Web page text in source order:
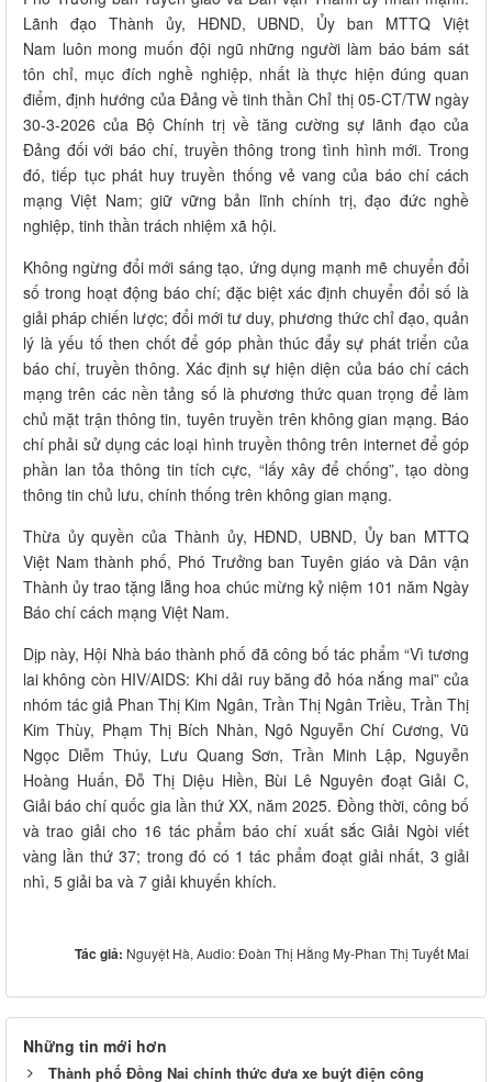
Lãnh đạo Thành ủy, HĐND, UBND, Ủy ban MTTQ Việt
Nam luôn mong muốn đội ngũ những người làm báo bám sát
tôn chỉ, mục đích nghề nghiệp, nhất là thực hiện đúng quan
điểm, định hướng của Đảng về tinh thần Chỉ thị 05-CT/TW ngày
30-3-2026 của Bộ Chính trị về tăng cường sự lãnh đạo của
Đảng đối với báo chí, truyền thông trong tình hình mới. Trong
đó, tiếp tục phát huy truyền thống vẻ vang của báo chí cách
mạng Việt Nam; giữ vững bản lĩnh chính trị, đạo đức nghề
nghiệp, tinh thần trách nhiệm xã hội.
Không ngừng đổi mới sáng tạo, ứng dụng mạnh mẽ chuyển đổi
số trong hoạt động báo chí; đặc biệt xác định chuyển đổi số là
giải pháp chiến lược; đổi mới tư duy, phương thức chỉ đạo, quản
lý là yếu tố then chốt để góp phần thúc đẩy sự phát triển của
báo chí, truyền thông. Xác định sự hiện diện của báo chí cách
mạng trên các nền tảng số là phương thức quan trọng để làm
chủ mặt trận thông tin, tuyên truyền trên không gian mạng. Báo
chí phải sử dụng các loại hình truyền thông trên internet để góp
phần lan tỏa thông tin tích cực, “lấy xây để chống”, tạo dòng
thông tin chủ lưu, chính thống trên không gian mạng.
Thừa ủy quyền của Thành ủy, HĐND, UBND, Ủy ban MTTQ
Việt Nam thành phố, Phó Trưởng ban Tuyên giáo và Dân vận
Thành ủy trao tặng lẵng hoa chúc mừng kỷ niệm 101 năm Ngày
Báo chí cách mạng Việt Nam.
Dịp này, Hội Nhà báo thành phố đã công bố tác phẩm “Vì tương
lai không còn HIV/AIDS: Khi dải ruy băng đỏ hóa nắng mai” của
nhóm tác giả Phan Thị Kim Ngân, Trần Thị Ngân Triều, Trần Thị
Kim Thùy, Phạm Thị Bích Nhàn, Ngô Nguyễn Chí Cương, Vũ
Ngọc Diễm Thúy, Lưu Quang Sơn, Trần Minh Lập, Nguyễn
Hoàng Huấn, Đỗ Thị Diệu Hiền, Bùi Lê Nguyên đoạt Giải C,
Giải báo chí quốc gia lần thứ XX, năm 2025. Đồng thời, công bố
và trao giải cho 16 tác phẩm báo chí xuất sắc Giải Ngòi viết
vàng lần thứ 37; trong đó có 1 tác phẩm đoạt giải nhất, 3 giải
nhì, 5 giải ba và 7 giải khuyến khích.
Tác giả: Nguyệt Hà, Audio: Đoàn Thị Hằng My-Phan Thị Tuyết Mai
Những tin mới hơn
Thành phố Đồng Nai chính thức đưa xe buýt điện công